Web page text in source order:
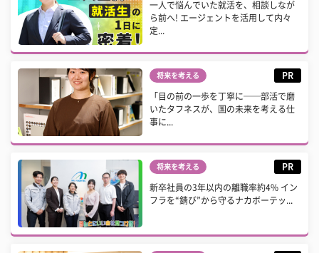
一人で悩んでいた就活を、相談しなが
ら前へ! エージェントを活用して内々
定...
将来を考える PR
「目の前の一歩を丁寧に──部活で磨
いたタフネスが、国の未来を考える仕
事に...
将来を考える PR
新卒社員の3年以内の離職率約4% イン
フラを“錆び”から守るナカボーテッ...